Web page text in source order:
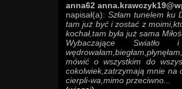
anna62
napisał(a): Szłam tunelem ku
tam już być i zostać z
kochał,tam była już sama
Wybaczające
mówić o wszystkim do
cokolwiek,zatrzymają mnie na
cierpli-wa,mimo przeciwno...